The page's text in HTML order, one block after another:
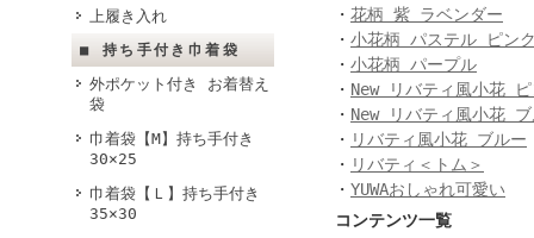
上履き入れ
■ 持ち手付き巾着袋
外ポケット付き お着替え
袋
巾着袋【M】持ち手付き
30×25
巾着袋【Ｌ】持ち手付き
35×30
・ 花柄 紫 ラベンダー
・ 小花柄 パステル ピン
・ 小花柄 パープル
・ New リバティ風小花
・ New リバティ風小花
・ リバティ風小花 ブルー
・ リバティ＜トム＞
・ YUWAおしゃれ可愛い
コンテンツ一覧